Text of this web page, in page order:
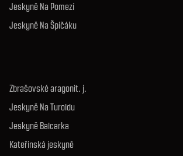
Jeskyně Na Pomezí
Jeskyně Na Špičáku
Zbrašovské aragonit. j.
Jeskyně Na Turoldu
Jeskyně Balcarka
Kateřinská jeskyně